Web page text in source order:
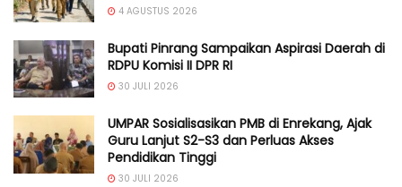
4 AGUSTUS 2026
Bupati Pinrang Sampaikan Aspirasi Daerah di
RDPU Komisi II DPR RI
30 JULI 2026
UMPAR Sosialisasikan PMB di Enrekang, Ajak
Guru Lanjut S2-S3 dan Perluas Akses
Pendidikan Tinggi
30 JULI 2026